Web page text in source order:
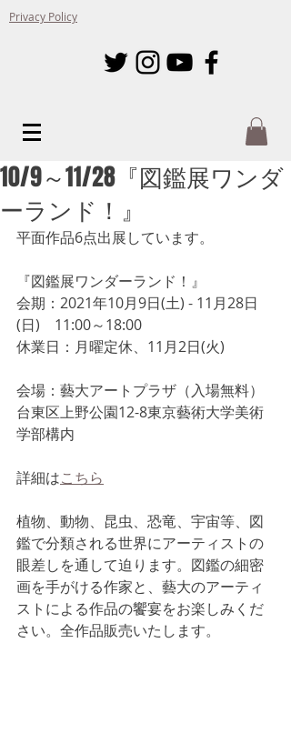
Privacy Policy
10/9～11/28『図鑑展ワンダ
ーランド！』
平面作品6点出展しています。
『図鑑展ワンダーランド！』
会期：2021年10月9日(土) - 11月28日
(日)　11:00～18:00
休業日：月曜定休、11月2日(火)
会場：藝大アートプラザ（入場無料）
台東区上野公園12-8東京藝術大学美術
学部構内
詳細はこちら
植物、動物、昆虫、恐竜、宇宙等、図
鑑で分類される世界にアーティストの
眼差しを通して迫ります。図鑑の細密
画を手がける作家と、藝大のアーティ
ストによる作品の饗宴をお楽しみくだ
さい。全作品販売いたします。